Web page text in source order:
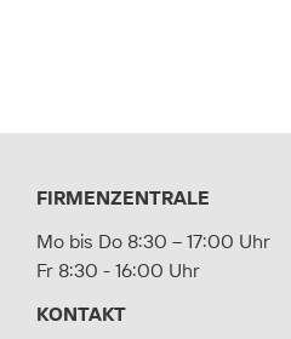
FIRMENZENTRALE
Mo bis Do 8:30 – 17:00 Uhr
Fr 8:30 - 16:00 Uhr
KONTAKT